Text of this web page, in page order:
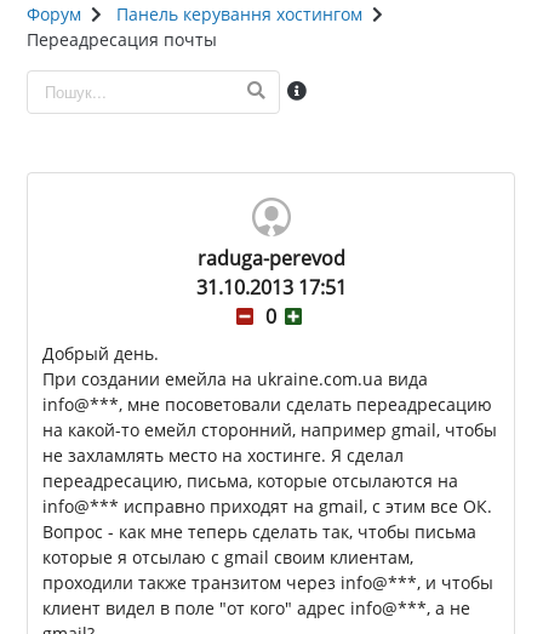
Форум
Панель керування хостингом
Переадресация почты
raduga-perevod
31.10.2013 17:51
0
Добрый день.
При создании емейла на ukraine.com.ua вида
info@***, мне посоветовали сделать переадресацию
на какой-то емейл сторонний, например gmail, чтобы
не захламлять место на хостинге. Я сделал
переадресацию, письма, которые отсылаются на
info@*** исправно приходят на gmail, с этим все ОК.
Вопрос - как мне теперь сделать так, чтобы письма
которые я отсылаю с gmail своим клиентам,
проходили также транзитом через info@***, и чтобы
клиент видел в поле "от кого" адрес info@***, а не